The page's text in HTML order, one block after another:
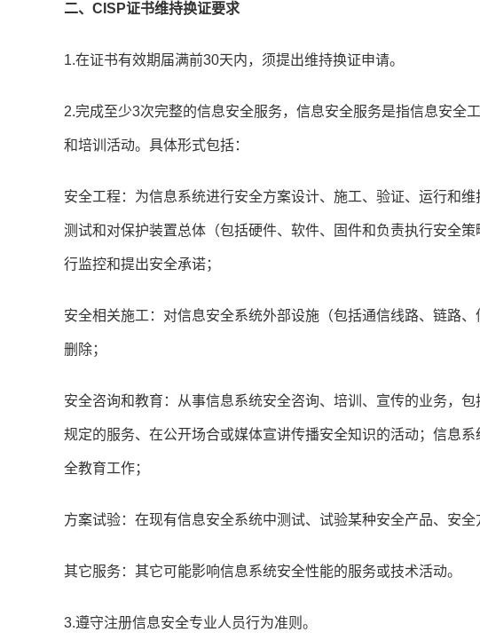
二、CISP证书维持换证要求
1.在证书有效期届满前30天内，须提出维持换证申请。
2.完成至少3次完整的信息安全服务，信息安全服务是指信息安全
和培训活动。具体形式包括：
安全工程：为信息系统进行安全方案设计、施工、验证、运行和
测试和对保护装置总体（包括硬件、软件、固件和负责执行安全
行监控和提出安全承诺；
安全相关施工：对信息安全系统外部设施（包括通信线路、链路
删除；
安全咨询和教育：从事信息系统安全咨询、培训、宣传的业务，
规定的服务、在公开场合或媒体宣讲传播安全知识的活动；信息
全教育工作；
方案试验：在现有信息安全系统中测试、试验某种安全产品、安全
其它服务：其它可能影响信息系统安全性能的服务或技术活动。
3.遵守注册信息安全专业人员行为准则。